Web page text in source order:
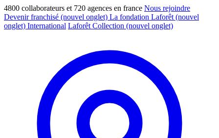
4800 collaborateurs et 720 agences en france Nous rejoindre
Devenir franchisé (nouvel onglet) La fondation Laforêt (nouvel
onglet) International Laforêt Collection (nouvel onglet)